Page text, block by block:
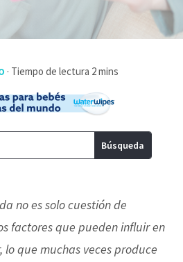
·
no es solo cuestión de
factores que pueden influir en
lo que muchas veces produce